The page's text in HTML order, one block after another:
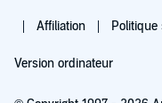
Affiliation
Version ordinateur